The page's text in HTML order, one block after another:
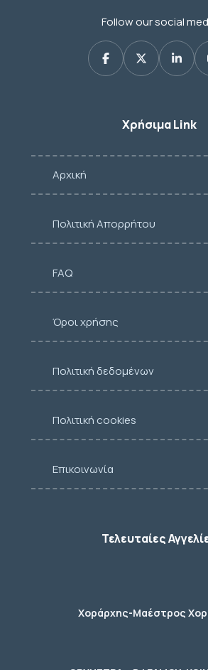
Follow our social
Χρήσιμα Link
Αρχική
Πολιτική Απορρήτου
FAQ
Όροι χρήσης
Πολιτική δεδομένων
Πολιτική cookies
Επικοινωνία
Τελευταίες
Χοράρχης-Μαέστρος